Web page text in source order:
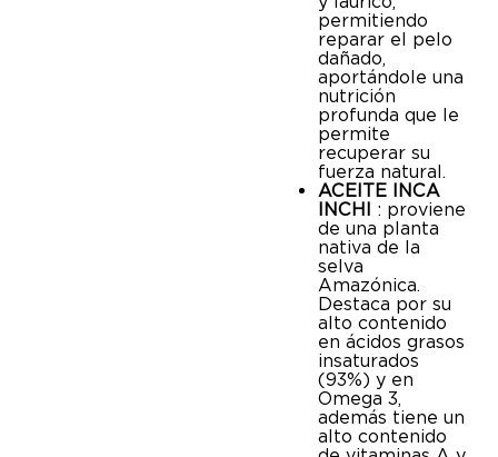
permitiendo
reparar el pelo
dañado,
aportándole una
nutrición
profunda que le
permite
recuperar su
fuerza natural.
ACEITE INCA
INCHI : proviene
de una planta
nativa de la
selva
Amazónica.
Destaca por su
alto contenido
en ácidos grasos
insaturados
(93%) y en
Omega 3,
además tiene un
alto contenido